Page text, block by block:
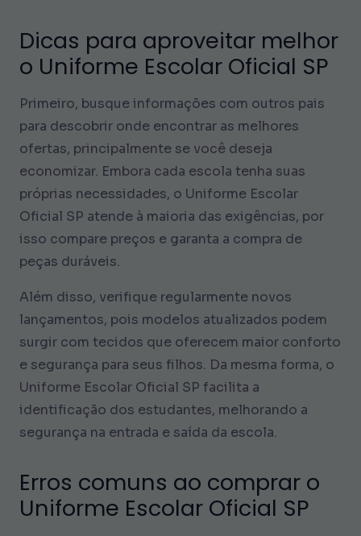
Dicas para aproveitar melhor
o Uniforme Escolar Oficial SP
Primeiro, busque informações com outros pais
para descobrir onde encontrar as melhores
ofertas, principalmente se você deseja
economizar. Embora cada escola tenha suas
próprias necessidades, o Uniforme Escolar
Oficial SP atende à maioria das exigências, por
isso compare preços e garanta a compra de
peças duráveis.
Além disso, verifique regularmente novos
lançamentos, pois modelos atualizados podem
surgir com tecidos que oferecem maior conforto
e segurança para seus filhos. Da mesma forma, o
Uniforme Escolar Oficial SP facilita a
identificação dos estudantes, melhorando a
segurança na entrada e saída da escola.
Erros comuns ao comprar o
Uniforme Escolar Oficial SP